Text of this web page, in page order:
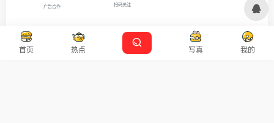
首页 热点 写真 我的
广告合作 扫码关注
Copyright © 2026沪ICP备2021007899号-5 Designed by 设计资源